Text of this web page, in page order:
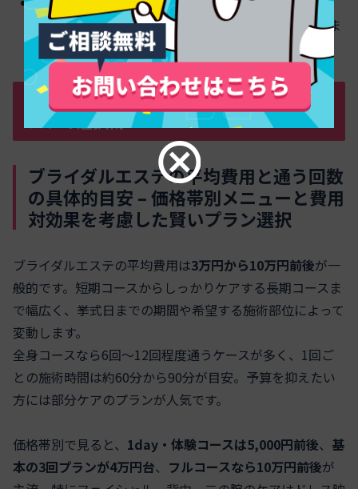
ことで、理想のブライダル準備を実現しやすくなりま
す
費用相場と予算別おすすめブライダルエ
ステの選択術
ブライダルエステの平均費用と通う回数
の具体的目安 – 価格帯別メニューと費用
対効果を考慮した賢いプラン選択
ブライダルエステの平均費用は3万円から10万円前後が一
般的です。短期コースからしっかりケアする長期コースま
で幅広く、挙式日までの期間や希望する施術部位によって
変動します。
全身コースなら6回～12回程度通うケースが多く、1回ご
との施術時間は約60分から90分が目安。予算を抑えたい
方には部分ケアのプランが人気です。
価格帯別で見ると、 1day・体験コースは5,000円前後、 基
本の3回プランが4万円台、 フルコースなら10万円前後が